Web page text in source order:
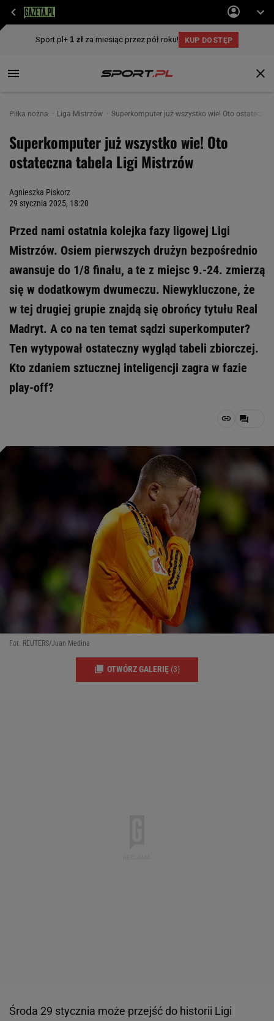
Piłka nożna Liga Mistrzów Superkomputer już wszystko wie! Oto
Superkomputer już wszystko wie! Oto
ostateczna tabela Ligi Mistrzów
Agnieszka Piskorz
29 stycznia 2025, 18:20
Przed nami ostatnia kolejka fazy ligowej Ligi
Mistrzów. Osiem pierwszych drużyn bezpośrednio
awansuje do 1/8 finału, a te z miejsc 9.-24. zmierzą
się w dodatkowym dwumeczu. Niewykluczone, że
w tej drugiej grupie znajdą się obrońcy tytułu Real
Madryt. A co na ten temat sądzi superkomputer?
Ten wytypował ostateczny wygląd tabeli zbiorczej.
Kto zdaniem sztucznej inteligencji zagra w fazie
play-off?
Fot. REUTERS/Juan Medina
OTWÓRZ GALERIĘ (3)
Środa 29 stycznia może przejść do historii Ligi